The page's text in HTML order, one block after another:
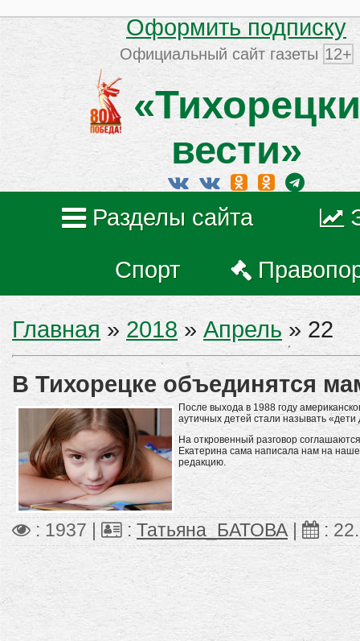
Оформить подписку
Официальный сайт газеты 12+
вести»
Разделы сайта
Спорт
Главная » 2018 » Апрель » 22
В Тихорецке объединятся
После выхода в 1988 году
аутичных детей стали называть «дети
На откровенный разговор
Екатерина сама написала нам на
редакцию.
: 1937 | :Татьяна_БАТОВА | :